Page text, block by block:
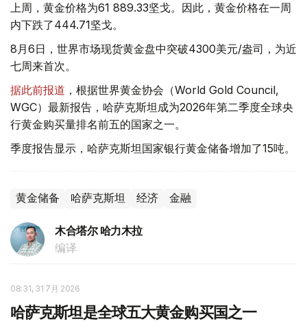
上周，黄金价格为61 889.33坚戈。因此，黄金价格在一周
内下跌了444.71坚戈。
8月6日，世界市场现货黄金盘中突破4300美元/盎司，为近
七周来首次。
据此前报道 ，根据世界黄金协会（World Gold Council,
WGC）最新报告，哈萨克斯坦成为2026年第二季度全球央
行黄金购买量排名前五的国家之一。
季度报告显示，哈萨克斯坦国家银行黄金储备增加了15吨。
黄金储备 哈萨克斯坦 经济 金融
木合塔尔 哈力木拉
编译
08:31, 31 7月 2026
哈萨克斯坦是全球五大黄金购买国之一